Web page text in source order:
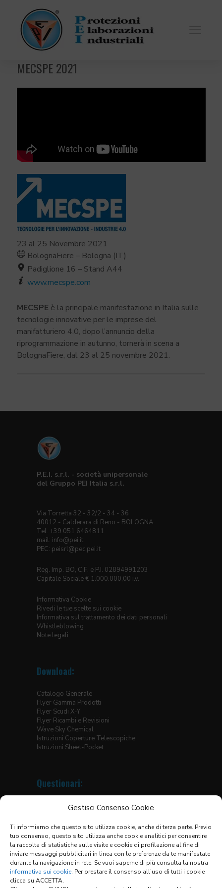
Gestisci Consenso Cookie
Ti informiamo che questo sito utilizza cookie, anche di terza parte. Previo
tuo consenso, questo sito utilizza anche cookie analitici per consentire
la raccolta di statistiche sulle visite e cookie di profilazione al fine di
inviare messaggi pubblicitari in linea con le preferenze da te manifestate
durante la navigazione in rete. Se vuoi saperne di più consulta la nostra
informativa sui cookie. Per prestare il consenso all’uso di tutti i cookie
clicca su ACCETTA.
MECSPE 2021
23 al 25 Novembre 2021
BolognaFiere – Bologna (IT)
Padiglione 16 – Stand A44
www.mecspe.com
MECSPEè la principale manifestazione in Italia sulle
tecnologie innovative per le imprese del
manifatturiero 4.0, dopo l’annuncio della
riprogrammazione in autunno, tornerà in scena a
BolognaFiere, dal 23 al 25 novembre 2021.
P.E.I. s.r.l. - società unipersonale
del Gruppo PEI Italia s.r.l.
Via Torretta 32 - 32/2 - 34 - 36
40012 - Calderara di Reno - BOLOGNA
Tel. +39 051 6464811
mail: info@pei.it
PEC: peisrl@pec.pei.it
Reg. Imp. BO, C.F. e P.I. 02894991203
Capitale Sociale € 1.000.000,00 i.v.
Informativa Cookie
Rivedi le tue scelte sui cookie
Informativa sul trattamento dei dati personali
Whistleblowing
Note legali
Download:
Catalogo Generale
Flyer Gamma Prodotti
Flyer Scudi X-Y
Flyer Ricambi e Revisioni
Wave Sky Chemical
Istruzioni Coperture Telescopiche
Istruzioni Sheet-Pocket
Questionari:
Coperture Telescopiche
Soffietti Circolari
Soffietti per Tavole Elevatrici
Soffietti Termosaldati
Soffietti Piani Cuciti
Soffietti Termosaldati Guide Lineari
Scudi X-Y